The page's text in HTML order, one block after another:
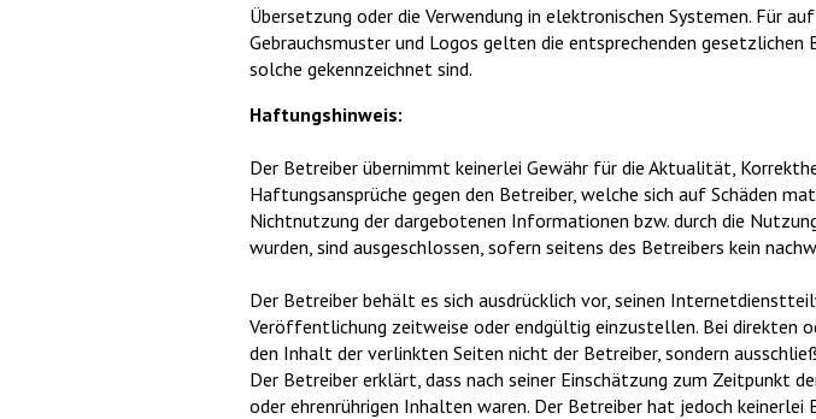
Übersetzung oder die Verwendung in elektronischen Systemen. Für
Gebrauchsmuster und Logos gelten die entsprechenden
solche gekennzeichnet sind.
Haftungshinweis:
Der Betreiber übernimmt keinerlei Gewähr für die Aktualität,
Haftungsansprüche gegen den Betreiber, welche sich auf Schäden
Nichtnutzung der dargebotenen Informationen bzw. durch die
wurden, sind ausgeschlossen, sofern seitens des Betreibers kein
Der Betreiber behält es sich ausdrücklich vor, seinen
Veröffentlichung zeitweise oder endgültig einzustellen. Bei direkten
den Inhalt der verlinkten Seiten nicht der Betreiber, sondern
Der Betreiber erklärt, dass nach seiner Einschätzung zum Zeitpunkt
oder ehrenrührigen Inhalten waren. Der Betreiber hat jedoch